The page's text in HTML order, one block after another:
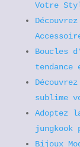
Votre
Boucles
sublime
Adoptez
Bijoux